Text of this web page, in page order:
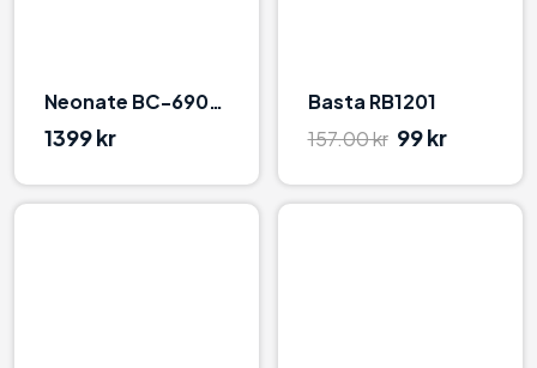
Neonate BC-6900D
1399 kr
Basta RB1201
157.00 kr 99 kr